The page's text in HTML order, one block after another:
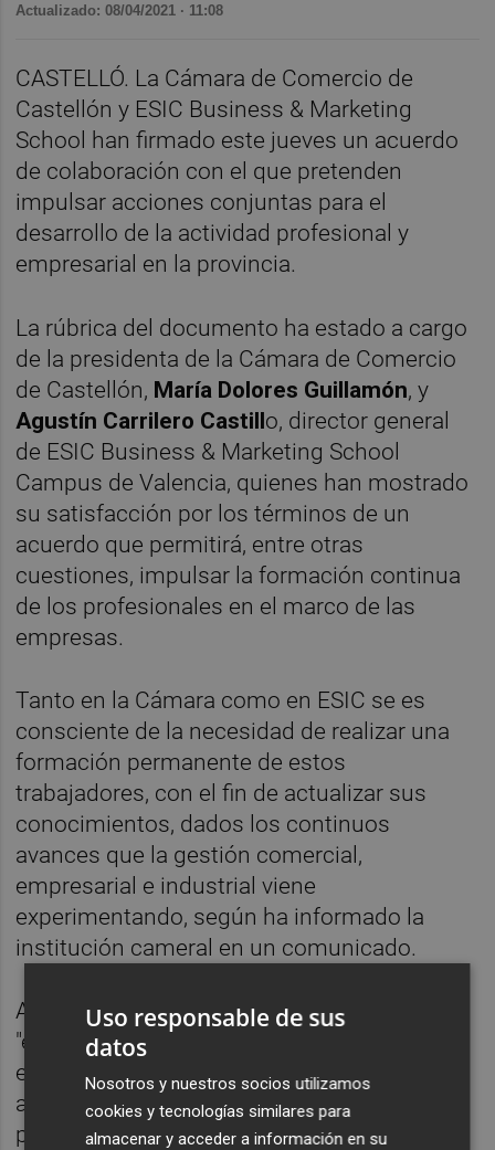
Actualizado: 08/04/2021 · 11:08
CASTELLÓ. La Cámara de Comercio de
Castellón y ESIC Business & Marketing
School han firmado este jueves un acuerdo
de colaboración con el que pretenden
impulsar acciones conjuntas para el
desarrollo de la actividad profesional y
empresarial en la provincia.
La rúbrica del documento ha estado a cargo
de la presidenta de la Cámara de Comercio
de Castellón, María Dolores Guillamón, y
Agustín Carrilero Castillo, director general
de ESIC Business & Marketing School
Campus de Valencia, quienes han mostrado
su satisfacción por los términos de un
acuerdo que permitirá, entre otras
cuestiones, impulsar la formación continua
de los profesionales en el marco de las
empresas.
Tanto en la Cámara como en ESIC se es
consciente de la necesidad de realizar una
formación permanente de estos
trabajadores, con el fin de actualizar sus
conocimientos, dados los continuos
avances que la gestión comercial,
empresarial e industrial viene
experimentando, según ha informado la
institución cameral en un comunicado.
Además, las dos partes consideran de
"enorme importancia" el intercambio de
experiencias en gestión y formación de
ambas instituciones, así como promover y
profundizar los conocimientos en temas
Uso responsable de sus
datos
Nosotros y nuestros socios utilizamos
cookies y tecnologías similares para
almacenar y acceder a información en su